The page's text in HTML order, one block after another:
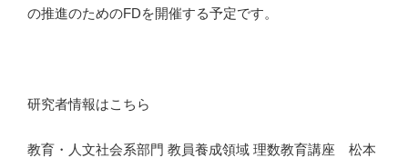
の推進のためのFDを開催する予定です。
研究者情報はこちら
教育・人文社会系部門 教員養成領域 理数教育講座 松本